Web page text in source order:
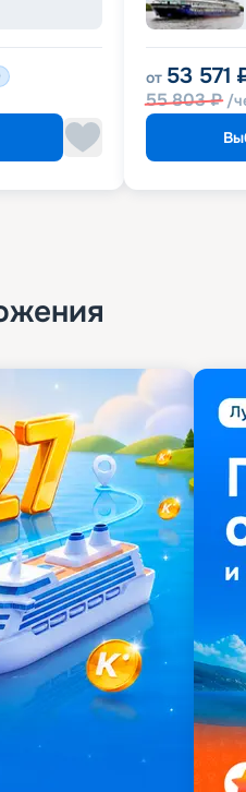
от 53 571
55 803₽ /